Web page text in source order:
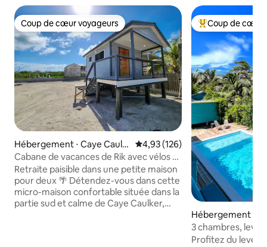
Coup de cœur voyageurs
Coup de cœur voyageurs
Hébergement ⋅ Caye Caulk
er
Évaluation moyenne sur la
4,93 (126)
Cabane de vacances de Rik avec vélos à
M Bassy Caye, Caye Caulker
Retraite paisible dans une petite maison
pour deux 🌴 Détendez-vous dans cette
micro-maison confortable située dans la
partie sud et calme de Caye Caulker,
Coups de cœur
Coup de cœur
Hébergement ⋅
3 chambres,
la mer des
Profitez du lever